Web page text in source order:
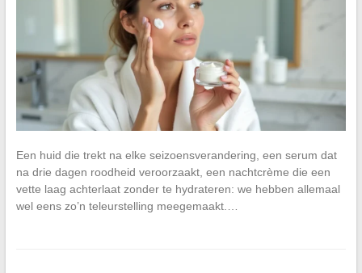
Een huid die trekt na elke seizoensverandering, een serum dat
na drie dagen roodheid veroorzaakt, een nachtcrème die een
vette laag achterlaat zonder te hydrateren: we hebben allemaal
wel eens zo’n teleurstelling meegemaakt.…